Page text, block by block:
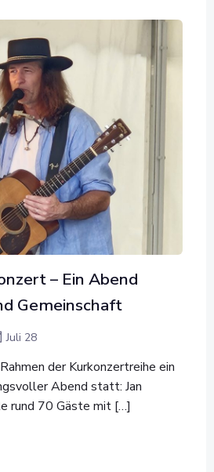
– Ein Abend
Gemeinschaft
Juli 28
der Kurkonzertreihe ein
Abend statt: Jan
rund 70 Gäste mit […]